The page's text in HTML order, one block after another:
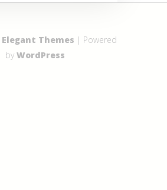
Elegant Themes | Powered
by WordPress